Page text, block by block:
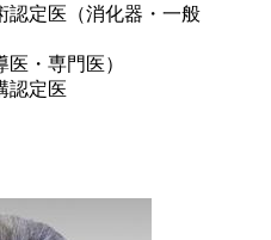
認定医（消化器・一般
・専門医）
認定医